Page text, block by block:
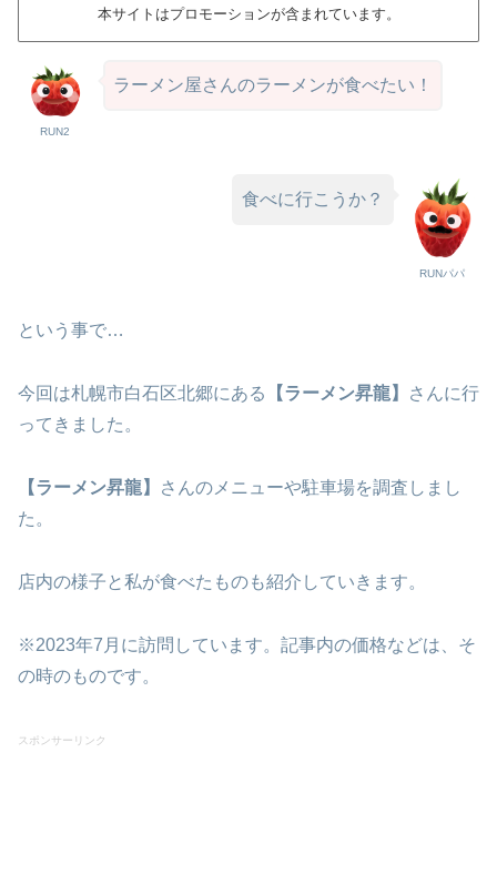
本サイトはプロモーションが含まれています。
RUN2
ラーメン屋さんのラーメンが食べたい！
RUNパパ
食べに行こうか？
という事で…
今回は札幌市白石区北郷にある 【ラーメン昇龍】
さんに行
ってきました。
【ラーメン昇龍】
さんのメニューや駐車場を調査しまし
た。
店内の様子と私が食べたものも紹介していきます。
※2023年7月に訪問しています。記事内の価格などは、そ
の時のものです。
スポンサーリンク